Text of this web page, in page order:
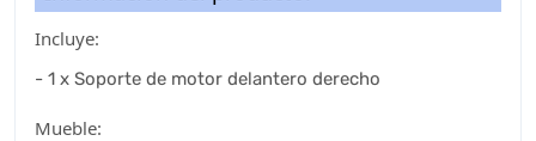
Incluye:
- 1 x Soporte de motor delantero derecho
Mueble: